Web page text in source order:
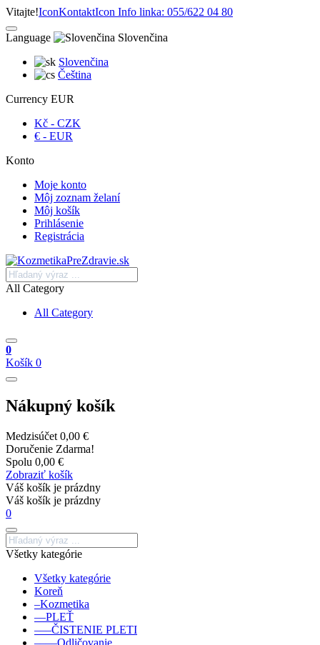
Vitajte!IconKontaktIcon Info linka: 055/622 04 80
Language
Slovenčina
Slovenčina
Čeština
Currency EUR
Kč - CZK
€ - EUR
Konto
Moje konto
Môj zoznam želaní
Môj košík
Prihlásenie
Registrácia
All Category
All Category
0
Košík 0
Nákupný košík
Medzisúčet 0,00 €
Doručenie Zdarma!
Spolu 0,00 €
Zobraziť košík
Váš košík je prázdny
Váš košík je prázdny
0
Všetky kategórie
Všetky kategórie
Koreň
–Kozmetika
––PLEŤ
–––ČISTENIE PLETI
––––Odličovanie